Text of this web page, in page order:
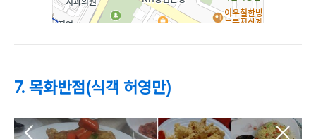
7. 목화반점(식객 허영만)